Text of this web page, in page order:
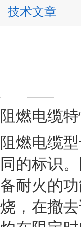
技术文章
阻燃电缆
阻燃电缆
同的标识
备耐火的
烧，在撤